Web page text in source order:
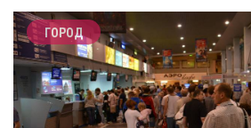
ГОРОД